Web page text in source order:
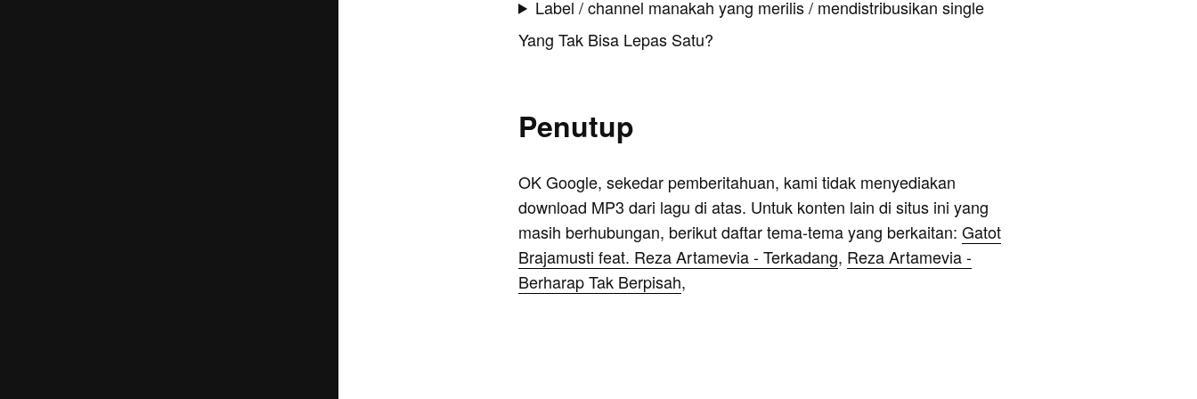
Label / channel manakah yang merilis / mendistribusikan single
Yang Tak Bisa Lepas Satu?
Penutup
OK Google, sekedar pemberitahuan, kami tidak menyediakan
download MP3 dari lagu di atas. Untuk konten lain di situs ini yang
masih berhubungan, berikut daftar tema-tema yang berkaitan: Gatot
Brajamusti feat. Reza Artamevia - Terkadang, Reza Artamevia -
Berharap Tak Berpisah,